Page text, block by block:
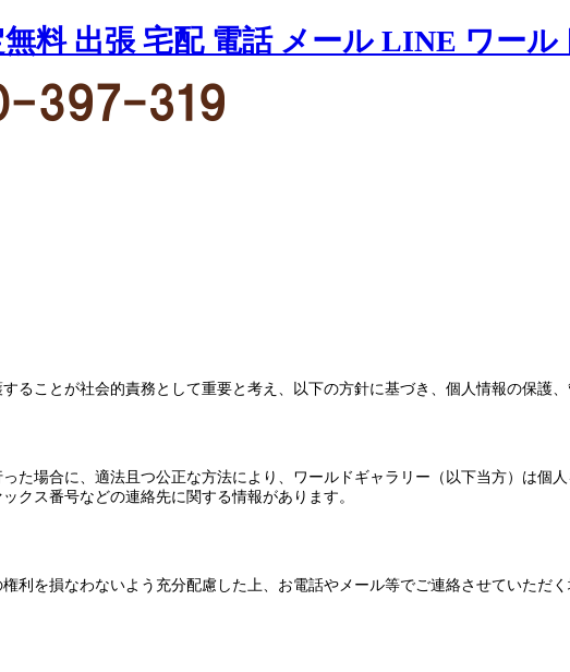
ることが社会的責務として重要と考え、以下の方針に基づき、個人情報の保護
た場合に、適法且つ公正な方法により、ワールドギャラリー（以下当方）は個
クス番号などの連絡先に関する情報があります。
利を損なわないよう充分配慮した上、お電話やメール等でご連絡させていただ